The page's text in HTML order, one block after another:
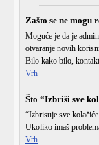
Zašto se ne mogu
Moguće je da je
otvaranje novih
Bilo kako bilo,
Vrh
Što “Izbriši sve
“Izbrisuje sve
Ukoliko imaš
Vrh